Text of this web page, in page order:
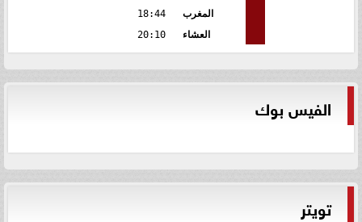
المغرب
18:44
العشاء
20:10
الفيس بوك
تويتر